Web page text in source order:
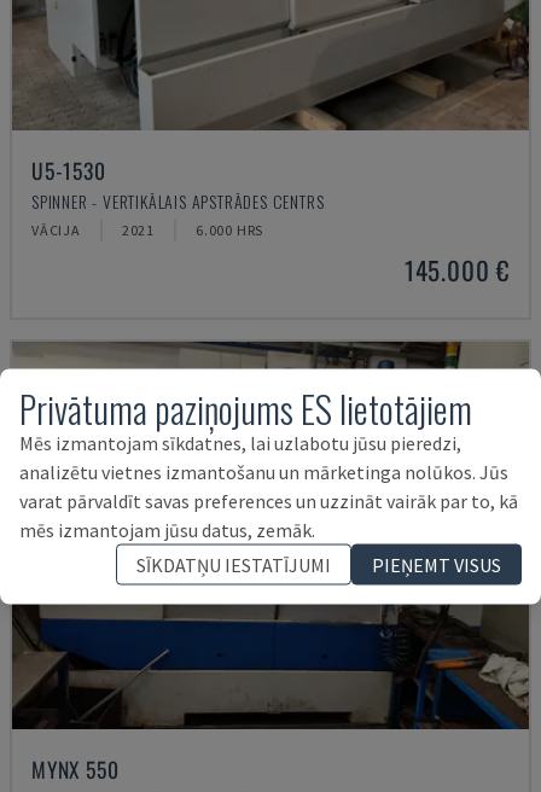
U5-1530
SPINNER - VERTIKĀLAIS APSTRĀDES CENTRS
VĀCIJA 2021 6.000 HRS
145.000 €
MYNX 550
Privātuma paziņojums ES lietotājiem
Mēs izmantojam sīkdatnes, lai uzlabotu jūsu pieredzi,
analizētu vietnes izmantošanu un mārketinga nolūkos. Jūs
varat pārvaldīt savas preferences un uzzināt vairāk par to, kā
mēs izmantojam jūsu datus, zemāk.
SĪKDATŅU IESTATĪJUMI
PIEŅEMT VISUS